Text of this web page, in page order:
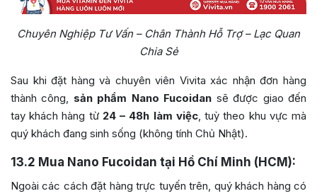
Chuyên Nghiệp Tư Vấn – Chân Thành Hỗ Trợ – Lạc Quan
Chia Sẻ
Sau khi đặt hàng và chuyên viên Vivita xác nhận đơn hàng
thành công, sản phẩm Nano Fucoidan sẽ được giao đến
tay khách hàng từ 24 – 48h làm việc, tuỳ theo khu vực mà
quý khách đang sinh sống (không tính Chủ Nhật).
13.2 Mua Nano Fucoidan tại Hồ Chí Minh (HCM):
Ngoài các cách đặt hàng trực tuyến trên, quý khách hàng có